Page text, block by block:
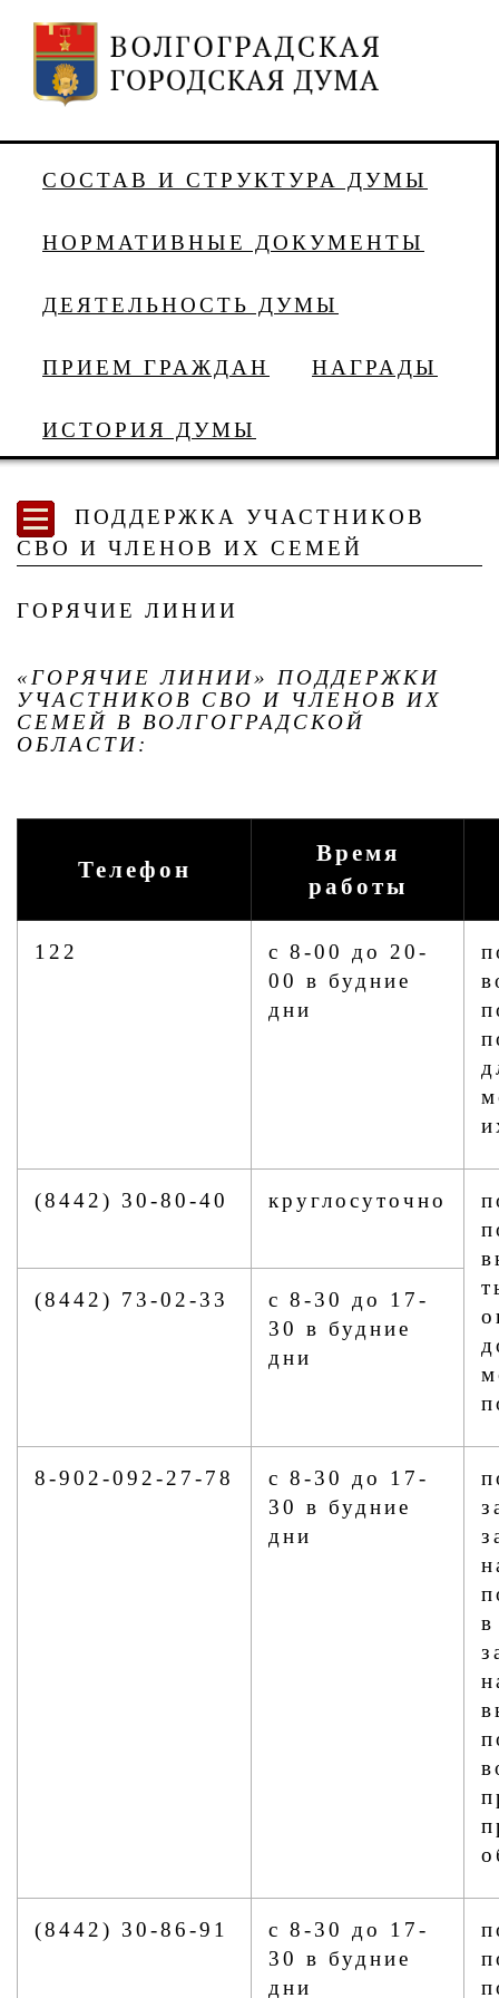
СОСТАВ И СТРУКТУРА ДУМЫ
НОРМАТИВНЫЕ ДОКУМЕНТЫ
ДЕЯТЕЛЬНОСТЬ ДУМЫ
ПРИЕМ ГРАЖДАН НАГРАДЫ
ИСТОРИЯ ДУМЫ
ПОДДЕРЖКА УЧАСТНИКОВ
СВО И ЧЛЕНОВ ИХ СЕМЕЙ
ГОРЯЧИЕ ЛИНИИ
«ГОРЯЧИЕ ЛИНИИ» ПОДДЕРЖКИ
УЧАСТНИКОВ СВО И ЧЛЕНОВ ИХ
СЕМЕЙ В ВОЛГОГРАДСКОЙ
ОБЛАСТИ:
Телефон
Время
работы
122
с 8-00 до 20-
00 в будние
дни
(8442) 30-80-40 круглосуточно
(8442) 73-02-33
с 8-30 до 17-
30 в будние
дни
8-902-092-27-78
с 8-30 до 17-
30 в будние
дни
(8442) 30-86-91
с 8-30 до 17-
30 в будние
дни